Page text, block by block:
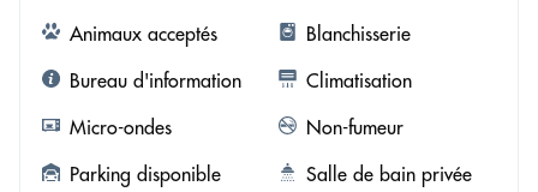
Animaux acceptés
Blanchisserie
Bureau d'information
Climatisation
Micro-ondes
Non-fumeur
Parking disponible
Salle de bain privée